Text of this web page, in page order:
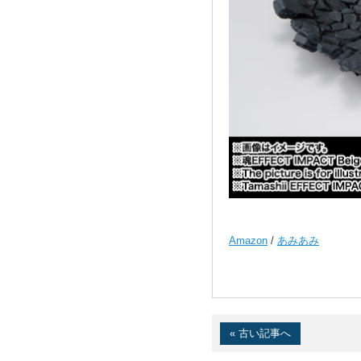
Amazon / あみあみ
« 古い記事へ